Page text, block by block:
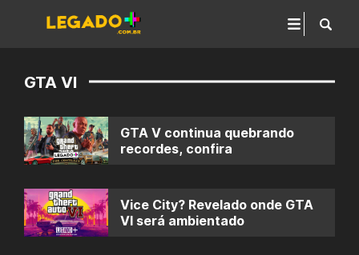
GTA VI
GTA V continua quebrando
recordes, confira
Vice City? Revelado onde GTA
VI será ambientado